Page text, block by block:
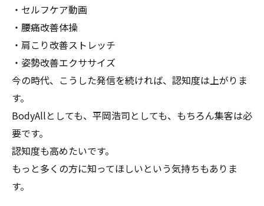
・セルフケア動画
・腰痛改善体操
・肩こり改善ストレッチ
・姿勢改善エクササイズ
今の時代、こうした発信を続ければ、認知度は上がりま
す。
BodyAllとしても、平岡浩司としても、もちろん集客は必
要です。
認知度も高めたいです。
もっと多くの方に知ってほしいという気持ちもありま
す。